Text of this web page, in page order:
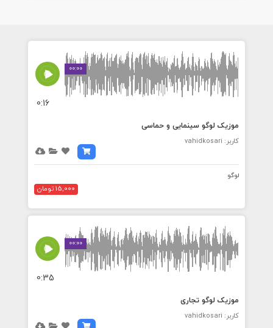
00:00
0:16
موزیک لوگو سینمایی و حماسی
کاربر: vahidkosari
لوگو
15,000 تومان
00:00
0:35
موزیک لوگو تجاری
کاربر: vahidkosari